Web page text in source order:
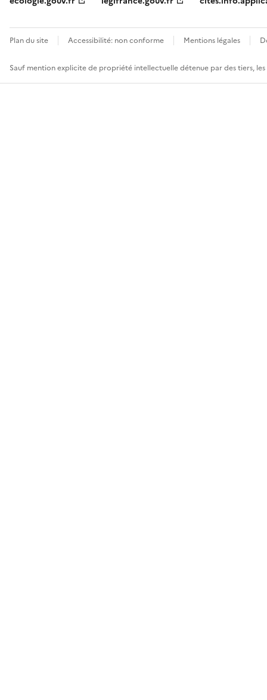
Plan du site Accessibilité: non conforme Mentions légales
Sauf mention explicite de propriété intellectuelle détenue par des tiers,